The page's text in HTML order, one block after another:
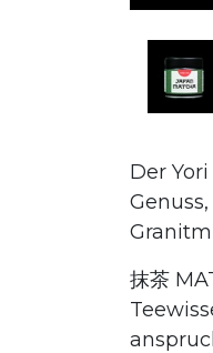
Der
抹茶